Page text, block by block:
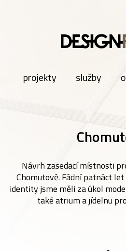
projekty služby
Návrh zasedací místnosti
Chomutově. Fádní patnáct
identity jsme měli za úkol
také atrium a jídelnu